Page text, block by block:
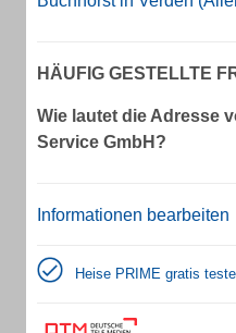
HÄUFIG GESTELLTE
Wie lautet die Adresse
Service GmbH?
Informationen bearbeiten
Heise PRIME gratis